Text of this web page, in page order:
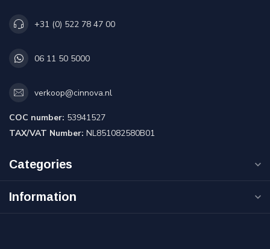
+31 (0) 522 78 47 00
06 11 50 5000
verkoop@cinnova.nl
COC number: 53941527
TAX/VAT Number: NL851082580B01
Categories
Information